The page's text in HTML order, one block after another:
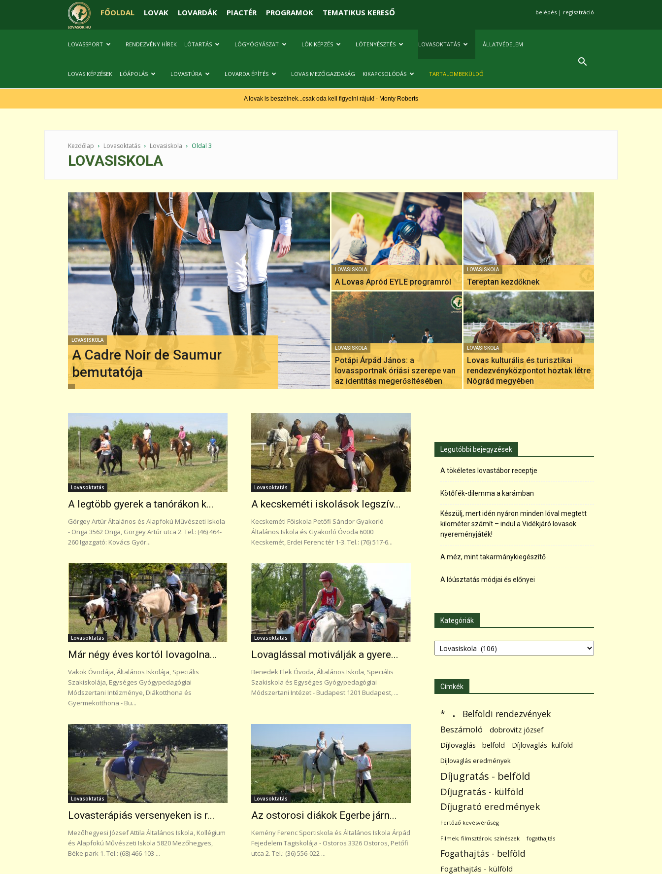
FŐOLDAL LOVAK LOVARDÁK PIACTÉR PROGRAMOK TEMATIKUS KERESŐ belépés | regisztráció
LOVASSPORT RENDEZVÉNY HÍREK LÓTARTÁS LÓGYÓGYÁSZAT LÓKIKÉPZÉS LÓTENYÉSZTÉS LOVASOKTATÁS ÁLLATVÉDELEM
LOVAS KÉPZÉSEK LÓÁPOLÁS LOVASTÚRA LOVARDA ÉPÍTÉS LOVAS MEZŐGAZDASÁG KIKAPCSOLÓDÁS TARTALOMBEKÜLDŐ
A lovak is beszélnek...csak oda kell figyelni rájuk! - Monty Roberts
Kezdőlap Lovasoktatás Lovasiskola Oldal 3
LOVASISKOLA
LOVASISKOLA
A Cadre Noir de Saumur
bemutatója
LOVASISKOLA
A Lovas Apród EYLE programról
LOVASISKOLA
Tereptan kezdőknek
LOVASISKOLA
Potápi Árpád János: a
lovassportnak óriási szerepe van
az identitás megerősítésében
LOVASISKOLA
Lovas kulturális és turisztikai
rendezvényközpontot hoztak létre
Nógrád megyében
Lovasoktatás
A legtöbb gyerek a tanórákon k...
Görgey Artúr Általános és Alapfokú Művészeti Iskola
- Onga 3562 Onga, Görgey Artúr utca 2. Tel.: (46) 464-
260 Igazgató: Kovács Györ...
Lovasoktatás
A kecskeméti iskolások legszív...
Kecskeméti Főiskola Petőfi Sándor Gyakorló
Általános Iskola és Gyakorló Óvoda 6000
Kecskemét, Erdei Ferenc tér 1-3. Tel.: (76) 517-6...
Lovasoktatás
Már négy éves kortól lovagolna...
Vakok Óvodája, Általános Iskolája, Speciális
Szakiskolája, Egységes Gyógypedagógiai
Módszertani Intézménye, Diákotthona és
Gyermekotthona - Bu...
Lovasoktatás
Lovaglással motiválják a gyere...
Benedek Elek Óvoda, Általános Iskola, Speciális
Szakiskola és Egységes Gyógypedagógiai
Módszertani Intézet - Budapest 1201 Budapest, ...
Lovasoktatás
Lovasterápiás versenyeken is r...
Mezőhegyesi József Attila Általános Iskola, Kollégium
és Alapfokú Művészeti Iskola 5820 Mezőhegyes,
Béke park 1. Tel.: (68) 466-103 ...
Lovasoktatás
Az ostorosi diákok Egerbe járn...
Kemény Ferenc Sportiskola és Általános Iskola Árpád
Fejedelem Tagiskolája - Ostoros 3326 Ostoros, Petőfi
utca 2. Tel.: (36) 556-022 ...
Legutóbbi bejegyzések
A tökéletes lovastábor receptje
Kötőfék-dilemma a karámban
Készülj, mert idén nyáron minden lóval megtett
kilométer számít – indul a Vidékjáró lovasok
nyereményjáték!
A méz, mint takarmánykiegészítő
A lóúsztatás módjai és előnyei
Kategóriák
Kategóriák
Címkék
* . Belföldi rendezvények
Beszámoló dobrovitz józsef
Díjlovaglás - belföld Díjlovaglás- külföld
Díjlovaglás eredmények
Díjugratás - belföld
Díjugratás - külföld
Díjugrató eredmények
Fertőző kevésvérűség
Filmek; filmsztárok; színészek fogathajtás
Fogathajtás - belföld
Fogathajtás - külföld